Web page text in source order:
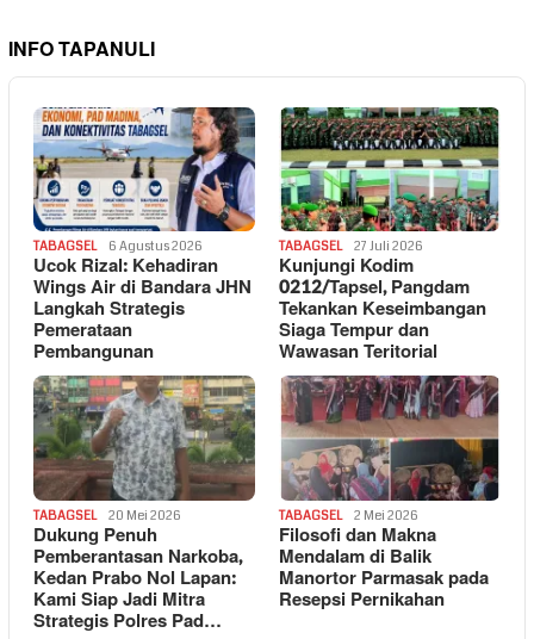
INFO TAPANULI
TABAGSEL 6 Agustus 2026
Ucok Rizal: Kehadiran
Wings Air di Bandara JHN
Langkah Strategis
Pemerataan
Pembangunan
TABAGSEL 27 Juli 2026
Kunjungi Kodim
0212/Tapsel, Pangdam
Tekankan Keseimbangan
Siaga Tempur dan
Wawasan Teritorial
TABAGSEL 20 Mei 2026
Dukung Penuh
Pemberantasan Narkoba,
Kedan Prabo Nol Lapan:
Kami Siap Jadi Mitra
Strategis Polres Pad…
TABAGSEL 2 Mei 2026
Filosofi dan Makna
Mendalam di Balik
Manortor Parmasak pada
Resepsi Pernikahan